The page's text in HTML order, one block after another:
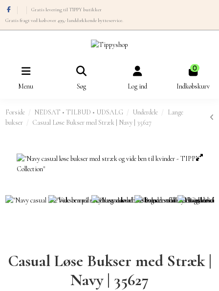
Gratis levering til TIPPY butikker
Gratis fragt ved køb over 499,- landdækkende bytteservice.
Menu Søg Log ind
0
Indkøbskurv
Forside NEDSAT • TILBUD • UDSALG Underdele
Lange
bukser
Casual Løse Bukser med Stræk | Navy | 35627
Casual Løse Bukser med Stræk |
Navy | 35627